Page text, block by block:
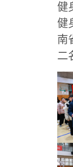
健
健
南
二